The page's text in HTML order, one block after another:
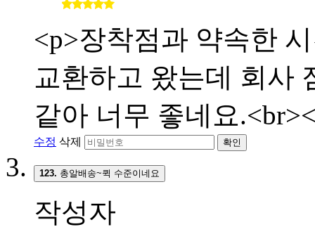
<p>장착점과 약속한
교환하고 왔는데 회사
같아 너무 좋네요
수정 삭제 확인
123. 총알배송~퀵 수준이네요
작성자